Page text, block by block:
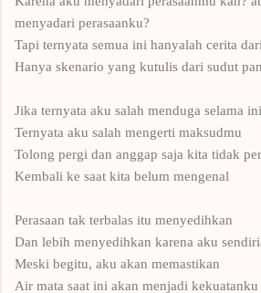
menyadari perasaanku?
Tapi ternyata semua ini hanyalah cerita
Hanya skenario yang kutulis dari sudut
Jika ternyata aku salah menduga selama ini
Ternyata aku salah mengerti maksudmu
Tolong pergi dan anggap saja kita tidak
Kembali ke saat kita belum mengenal
Perasaan tak terbalas itu menyedihkan
Dan lebih menyedihkan karena aku
Meski begitu, aku akan memastikan
Air mata saat ini akan menjadi